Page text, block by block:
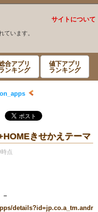
サイトについて
ています。
合アプリ
ンキング
値下アプリ
ランキング
きせかえテーマ
点
－
details?id=jp.co.a_tm.andr